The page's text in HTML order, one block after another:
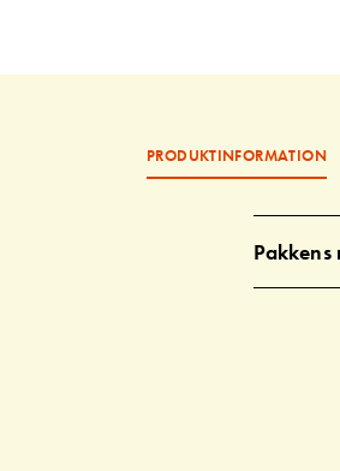
PRODUKTINFORMATION